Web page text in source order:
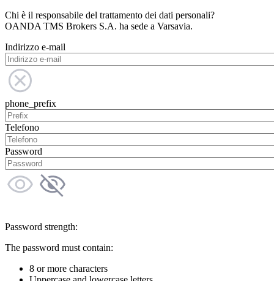
Chi è il responsabile del trattamento dei dati personali?
OANDA TMS Brokers S.A. ha sede a Varsavia.
Indirizzo e-mail
phone_prefix
Telefono
Password
Password strength:
The password must contain:
8 or more characters